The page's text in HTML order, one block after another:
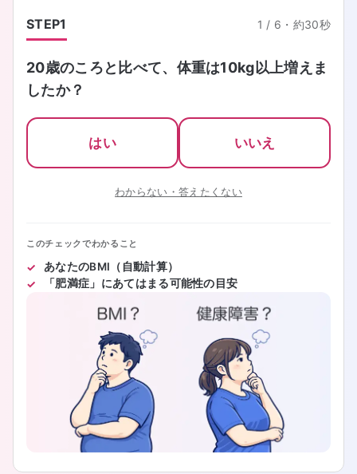
STEP1 1 / 6 ・ 約30秒
20歳のころと比べて、体重は10kg以上増えま
したか？
はい いいえ
わからない・答えたくない
このチェックでわかること
あなたのBMI（自動計算）
「肥満症」にあてはまる可能性の目安